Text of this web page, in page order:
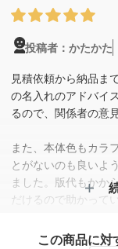
投稿者：かたかた
見積依頼から納品ま
の名入れのアドバイ
るので、関係者の意
また、本体色もカラ
とがないのも良いよ
ました。版代もかか
だけるので助かって
スタッ
この商品に対